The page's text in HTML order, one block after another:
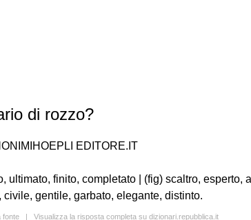
di rozzo?
EDITORE.IT
ultimato, finito, completato | (fig) scaltro, esperto,
civile, gentile, garbato, elegante, distinto.
fonte | Visualizza la risposta completa su dizionari.repubblica.it